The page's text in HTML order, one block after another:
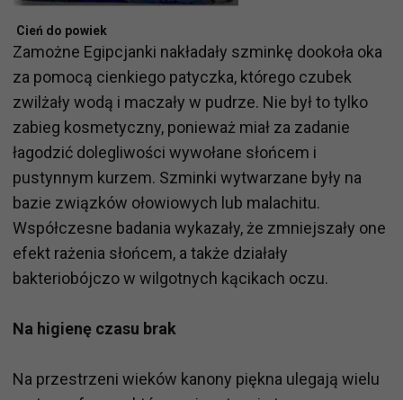
Cień do powiek
Zamożne Egipcjanki nakładały szminkę dookoła oka
za pomocą cienkiego patyczka, którego czubek
zwilżały wodą i maczały w pudrze. Nie był to tylko
zabieg kosmetyczny, ponieważ miał za zadanie
łagodzić dolegliwości wywołane słońcem i
pustynnym kurzem. Szminki wytwarzane były na
bazie związków ołowiowych lub malachitu.
Współczesne badania wykazały, że zmniejszały one
efekt rażenia słońcem, a także działały
bakteriobójczo w wilgotnych kącikach oczu.
Na higienę czasu brak
Na przestrzeni wieków kanony piękna ulegają wielu